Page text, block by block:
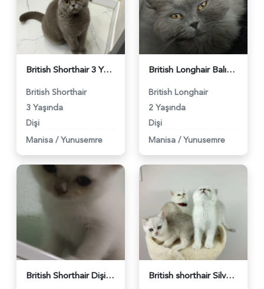
British Shorthair 3 Yaşında Yuva Arıyor - 4804
British Shorthair
3 Yaşında
Dişi
Manisa / Yunusemre
British Longhair Balımm 2 Yaşında - 4301
British Longhair
2 Yaşında
Dişi
Manisa / Yunusemre
British Shorthair Dişi 2 Aylık - 4184 British shorthair Silver Shaded Ns11 Safkan Yavrular - 486